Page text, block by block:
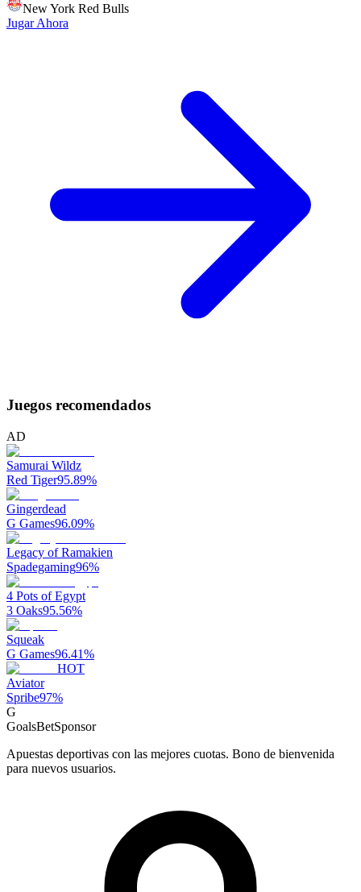
New York Red Bulls
Jugar Ahora
Juegos recomendados
AD
Samurai Wildz
Red Tiger95.89%
Gingerdead
G Games96.09%
Legacy of Ramakien
Spadegaming96%
4 Pots of Egypt
3 Oaks95.56%
Squeak
G Games96.41%
HOT
Aviator
Spribe97%
G
GoalsBetSponsor
Apuestas deportivas con las mejores cuotas. Bono de bienvenida
para nuevos usuarios.